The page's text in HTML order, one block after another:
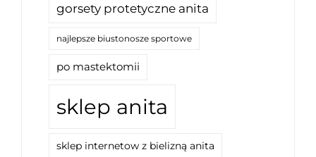
gorsety protetyczne anita
najlepsze biustonosze sportowe
po mastektomii
sklep anita
sklep internetow z bielizną anita